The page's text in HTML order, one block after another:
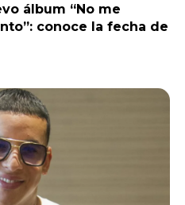
álbum “No me
conoce la fecha de